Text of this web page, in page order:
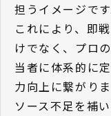
担うイメージです
これにより、即
けでなく、プロ
当者に体系的に
力向上に繋がり
ソース不足を補